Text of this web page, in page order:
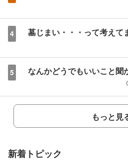
4 墓じまい・・・って考えて
5 なんかどうでもいいこと聞
もっと見
新着トピック